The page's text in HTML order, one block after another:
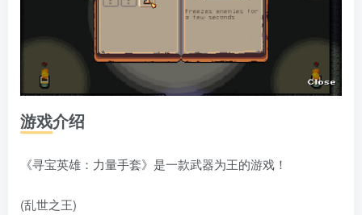
游戏介绍
《寻宝英雄：力量手套》是一款武器为王的游戏！
(乱世之王)